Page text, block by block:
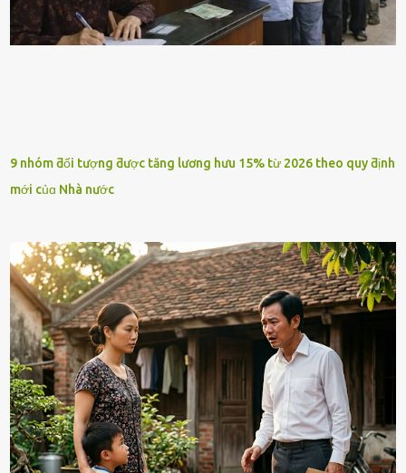
9 nhóm ƌối tượng ƌược tăng lương hưu 15% từ 2026 theo quy ƌịnh
mới củɑ Nhà nước